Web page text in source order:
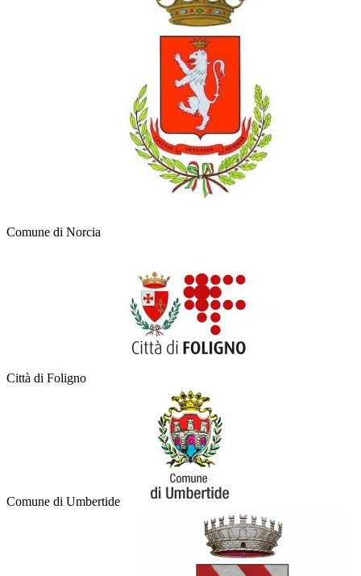
Comune di Norcia
Città di Foligno
Comune di Umbertide